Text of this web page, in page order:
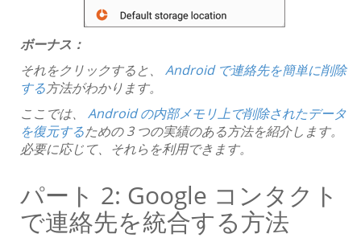
ボーナス：
それをクリックすると、 Android で連絡先を簡単に削除
する方法がわかります。
ここでは、 Android の内部メモリ上で削除されたデータ
を復元するための 3 つの実績のある方法を紹介します。
必要に応じて、それらを利用できます。
パート 2: Google コンタクト
で連絡先を統合する方法